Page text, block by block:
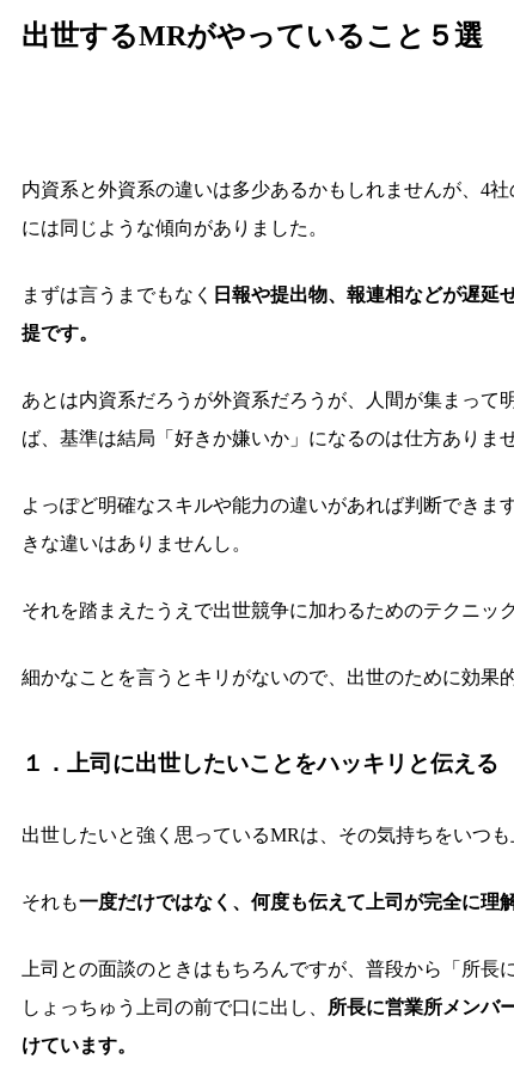
出世するMRがやっていること５選
内資系と外資系の違いは多少あるかもしれませんが、4
には同じような傾向がありました。
まずは言うまでもなく 日報や提出物、報連相などが遅延
提です。
あとは内資系だろうが外資系だろうが、人間が集まっ
ば、基準は結局「好きか嫌いか」になるのは仕方ありませ
よっぽど明確なスキルや能力の違いがあれば判断でき
きな違いはありませんし。
それを踏まえたうえで出世競争に加わるためのテクニッ
細かなことを言うとキリがないので、出世のために効果
１．上司に出世したいことをハッキリと伝える
出世したいと強く思っているMRは、その気持ちをいつ
それも一度だけではなく、何度も伝えて上司が完全に理
上司との面談のときはもちろんですが、普段から「所
しょっちゅう上司の前で口に出し、 所長に営業所メンバ
けています。